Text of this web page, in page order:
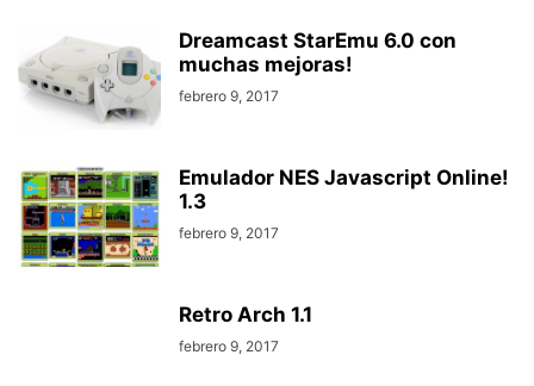
Dreamcast StarEmu 6.0 con
muchas mejoras!
febrero 9, 2017
Emulador NES Javascript Online!
1.3
febrero 9, 2017
Retro Arch 1.1
febrero 9, 2017